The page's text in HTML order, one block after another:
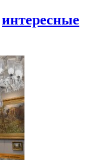
интересные